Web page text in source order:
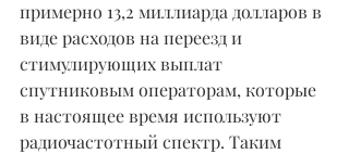
примерно 13,2 миллиарда долларов в
виде расходов на переезд и
стимулирующих выплат
спутниковым операторам, которые
в настоящее время используют
радиочастотный спектр. Таким